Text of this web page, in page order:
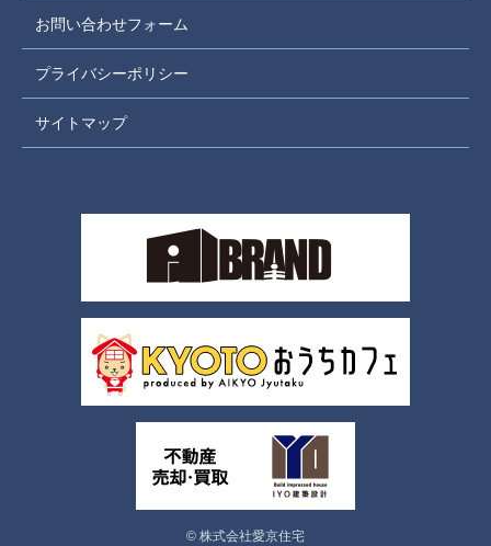
お問い合わせフォーム
プライバシーポリシー
サイトマップ
© 株式会社愛京住宅